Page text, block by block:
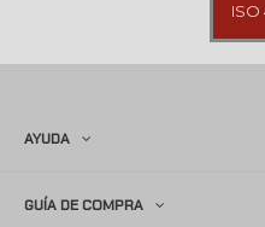
ISO
AYUDA
GUÍA DE COMPRA